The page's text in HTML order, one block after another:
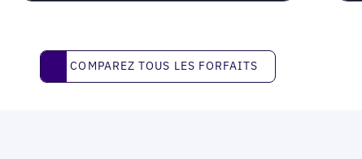
Comparez tous les forfaits
COMPAREZ TOUS LES FORFAITS